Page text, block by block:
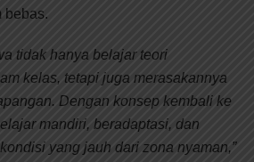
bebas.
tidak hanya belajar teori
kelas, tetapi juga merasakannya
Dengan konsep kembali ke
mandiri, beradaptasi, dan
yang jauh dari zona nyaman,”